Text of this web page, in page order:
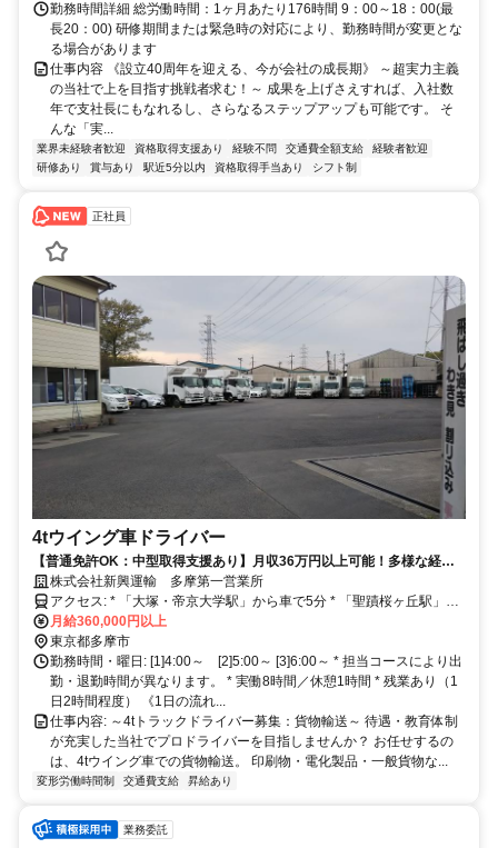
勤務時間詳細 総労働時間：1ヶ月あたり176時間 9：00～18：00(最
長20：00) 研修期間または緊急時の対応により、勤務時間が変更とな
る場合があります
仕事内容 《設立40周年を迎える、今が会社の成長期》 ～超実力主義
の当社で上を目指す挑戦者求む！～ 成果を上げさえすれば、入社数
年で支社長にもなれるし、さらなるステップアップも可能です。 そ
んな「実...
業界未経験者歓迎 資格取得支援あり 経験不問 交通費全額支給
経験者歓迎
研修あり
賞与あり 駅近5分以内 資格取得手当あり シフト制
正社員
4tウイング車ドライバー
【普通免許OK：中型取得支援あり】月収36万円以上可能！多様な経験
を積める／毎日同じ車両／残業少なめ！長く働ける環境！
株式会社新興運輸 多摩第一営業所
アクセス: * 「大塚・帝京大学駅」から車で5分 * 「聖蹟桜ヶ丘駅」か
ら車で8分 * 車・バイク通勤OK
月給360,000円以上
東京都多摩市
勤務時間・曜日: [1]4:00～ [2]5:00～ [3]6:00～ * 担当コースにより出
勤・退勤時間が異なります。 * 実働8時間／休憩1時間 * 残業あり（1
日2時間程度） 《1日の流れ...
仕事内容: ～4tトラックドライバー募集：貨物輸送～ 待遇・教育体制
が充実した当社でプロドライバーを目指しませんか？ お任せするの
は、4tウイング車での貨物輸送。 印刷物・電化製品・一般貨物な...
変形労働時間制 交通費支給 昇給あり
業務委託